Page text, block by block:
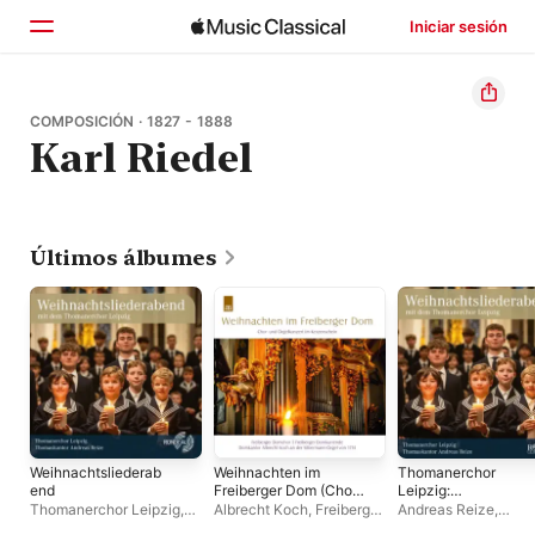
Iniciar sesión
Inicio
Explorar
COMPOSICIÓN · 1827 - 1888
Karl Riedel
Últimos álbumes
Weihnachtsliederab
end
Thomanerchor Leipzig,
Weihnachten im
Freiberger Dom (Chor-
Und Orgelkonzert im
Albrecht Koch, Freiberger
Thomanerchor
Leipzig:
Andreas Reize,